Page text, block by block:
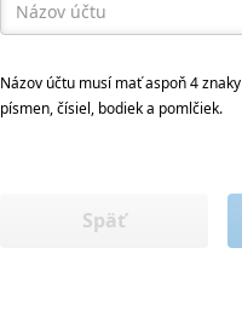
Názov účtu musí mať aspoň 4
písmen, čísiel, bodiek a pomlčiek.